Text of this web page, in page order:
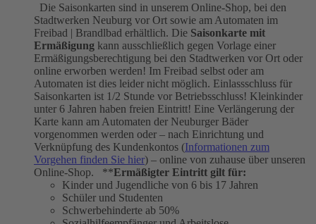
Die Saisonkarten sind in unserem Online-Shop, bei den
Stadtwerken Neuburg vor Ort sowie am Automaten im
Freibad | Brandlbad erhältlich. Die Saisonkarte mit
Ermäßigung kann ausschließlich gegen Vorlage einer
Ermäßigungsberechtigung bei den Stadtwerken vor Ort oder
online erworben werden! Im Freibad selbst oder am
Automaten ist dies leider nicht möglich. Einlassschluss für
Saisonkarten ist 1/2 Stunde vor Betriebsschluss! Kleinkinder
unter 6 Jahren haben freien Eintritt! Eine Verlängerung der
Karte kann am Automaten der Neuburger Bäder
vorgenommen werden oder – nach Einrichtung und
Verknüpfung des Kundenkontos (Informationen zum
Vorgehen finden Sie hier) – online von zuhause über unseren
Online-Shop. **Ermäßigter Eintritt gilt für:
Kinder und Jugendliche von 6 bis 17 Jahren
Schüler und Studenten
Schwerbehinderte ab 50%